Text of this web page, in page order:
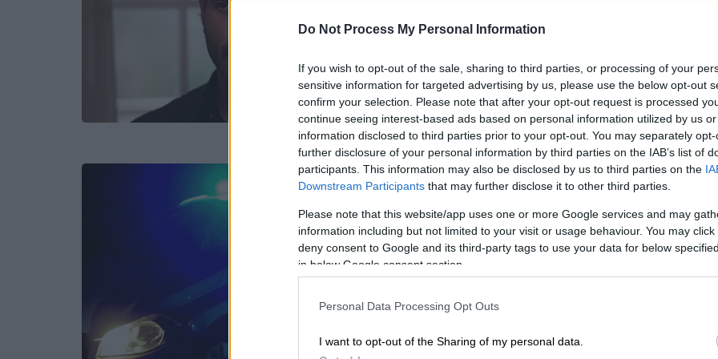
Do Not Process My Personal Information
If you wish to opt-out of the sale, sharing to third parties, or processing of your
sensitive information for targeted advertising by us, please use the below opt-out
confirm your selection. Please note that after your opt-out request is processed
continue seeing interest-based ads based on personal information utilized by us
information disclosed to third parties prior to your opt-out. You may separately
further disclosure of your personal information by third parties on the IAB’s list of
participants. This information may also be disclosed by us to third parties on the
Downstream Participants that may further disclose it to other third parties.
Please note that this website/app uses one or more Google services and may
information including but not limited to your visit or usage behaviour. You may
deny consent to Google and its third-party tags to use your data for below
in below Google consent section.
Personal Data Processing Opt Outs
I want to opt-out of the Sharing of my personal data.
διαμάχη
συνέντευξη του στον Αντώνη Σρόιτερ
ότι απέσυρε τις κατηγορίες στον
πρώην φίλο του που του έδωσε την
κροτίδα
Ελλάδα |19.03.2026 22:22
Συνελήφθησαν 16χρονος και ο
πατέρας του στον Άγιο Δημήτριο -
Βρήκαν χιλιάδες κροτίδες στο
υπνοδωμάτιο
αυτοσχέδιων κροτίδων μέσα σε
εντόπισαν οι Αρχές